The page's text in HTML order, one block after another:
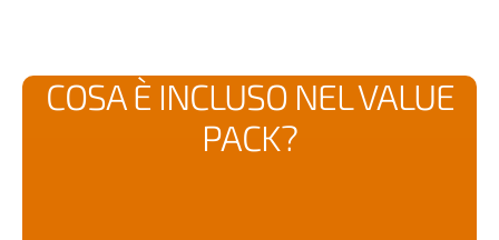
COSA È INCLUSO NEL VALUE
PACK?